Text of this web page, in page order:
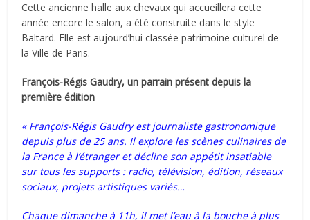
Cette ancienne halle aux chevaux qui accueillera cette
année encore le salon, a été construite dans le style
Baltard. Elle est aujourd’hui classée patrimoine culturel de
la Ville de Paris.
François-Régis Gaudry, un parrain présent depuis la
première édition
« François-Régis Gaudry est journaliste gastronomique
depuis plus de 25 ans. Il explore les scènes culinaires de
la France à l’étranger et décline son appétit insatiable
sur tous les supports : radio, télévision, édition, réseaux
sociaux, projets artistiques variés…
Chaque dimanche à 11h, il met l’eau à la bouche à plus